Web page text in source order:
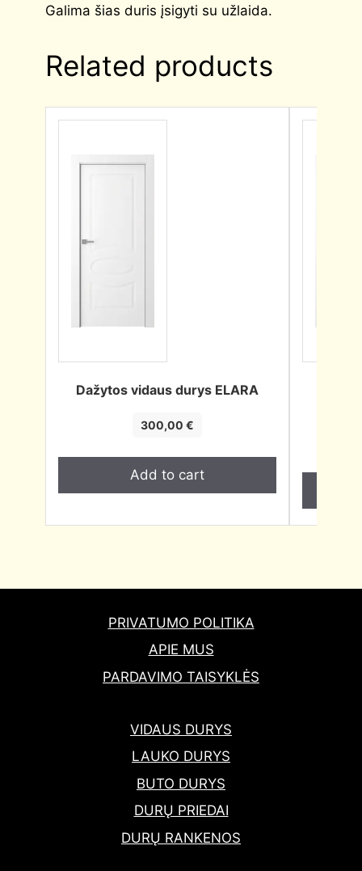
Galima šias duris įsigyti su užlaida.
Related products
Dažytos vidaus durys ELARA
300,00€
Add to cart
PRIVATUMO POLITIKA
APIE MUS
PARDAVIMO TAISYKLĖS
VIDAUS DURYS
LAUKO DURYS
BUTO DURYS
DURŲ PRIEDAI
DURŲ RANKENOS